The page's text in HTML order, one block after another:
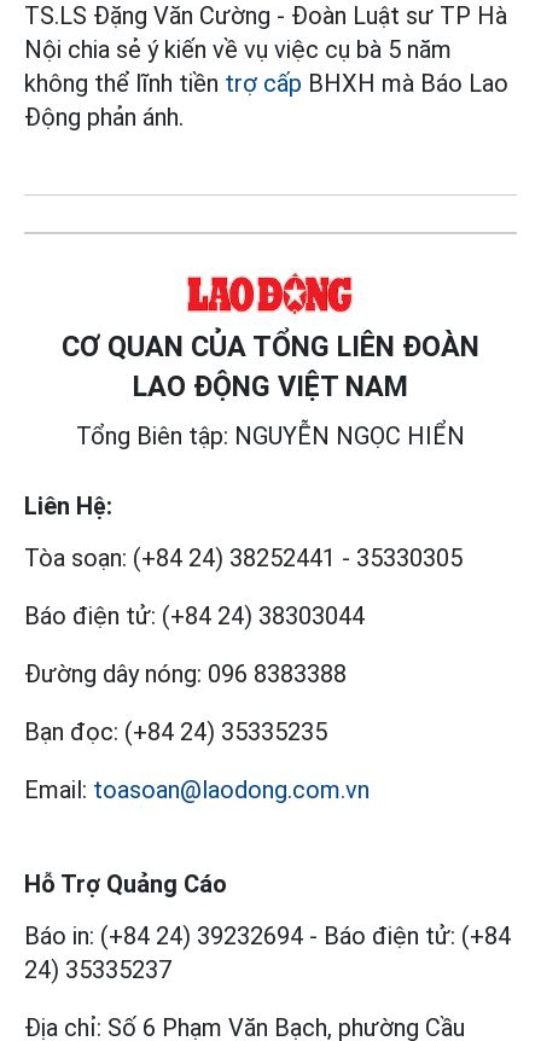
TS.LS Đặng Văn Cường - Đoàn Luật sư TP Hà
Nội chia sẻ ý kiến về vụ việc cụ bà 5 năm
không thể lĩnh tiền trợ cấp BHXH mà Báo Lao
Động phản ánh.
CƠ QUAN CỦA TỔNG LIÊN ĐOÀN
LAO ĐỘNG VIỆT NAM
Tổng Biên tập: NGUYỄN NGỌC HIỂN
Liên Hệ:
Tòa soạn: (+84 24) 38252441 - 35330305
Báo điện tử: (+84 24) 38303044
Đường dây nóng: 096 8383388
Bạn đọc: (+84 24) 35335235
Email: toasoan@laodong.com.vn
Hỗ Trợ Quảng Cáo
Báo in: (+84 24) 39232694 - Báo điện tử: (+84
24) 35335237
Địa chỉ: Số 6 Phạm Văn Bạch, phường Cầu